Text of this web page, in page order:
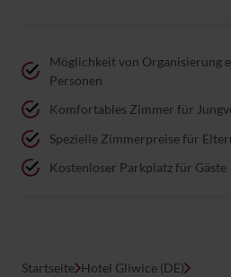
Möglichkeit von Organisierung
Personen
Komfortables Zimmer für
Spezielle Zimmerpreise für
Kostenloser Parkplatz für Gäste
Startseite Hotel Gliwice (DE)